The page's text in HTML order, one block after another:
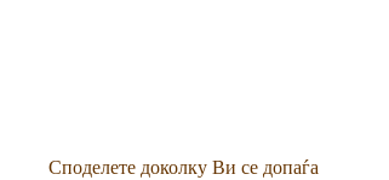
Споделете доколку Ви се допаѓа